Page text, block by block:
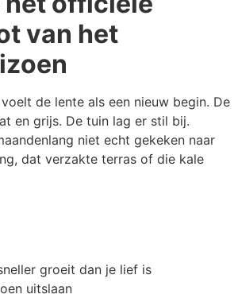
van het
de lente als een nieuw begin. De
en grijs. De tuin lag er stil bij.
niet echt gekeken naar
dat verzakte terras of die kale
groeit dan je lief is
uitslaan